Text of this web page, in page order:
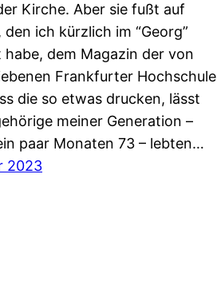
Kirche. Aber sie fußt auf
ich kürzlich im “Georg”
dem Magazin der von
Frankfurter Hochschule
die so etwas drucken, lässt
meiner Generation –
paar Monaten 73 – lebten…
2023